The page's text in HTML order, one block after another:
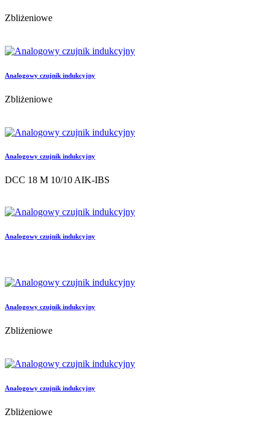
Zbliżeniowe
Analogowy czujnik indukcyjny
Zbliżeniowe
Analogowy czujnik indukcyjny
DCC 18 M 10/10 AIK-IBS
Analogowy czujnik indukcyjny
Analogowy czujnik indukcyjny
Zbliżeniowe
Analogowy czujnik indukcyjny
Zbliżeniowe